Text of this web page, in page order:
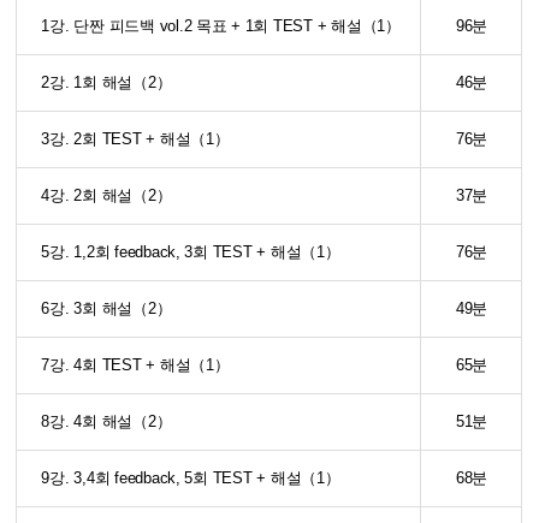
1강. 단짠 피드백 vol.2 목표 + 1회 TEST + 해설（1） 96분
2강. 1회 해설（2） 46분
3강. 2회 TEST + 해설（1） 76분
4강. 2회 해설（2） 37분
5강. 1,2회 feedback, 3회 TEST + 해설（1） 76분
6강. 3회 해설（2） 49분
7강. 4회 TEST + 해설（1） 65분
8강. 4회 해설（2） 51분
9강. 3,4회 feedback, 5회 TEST + 해설（1） 68분